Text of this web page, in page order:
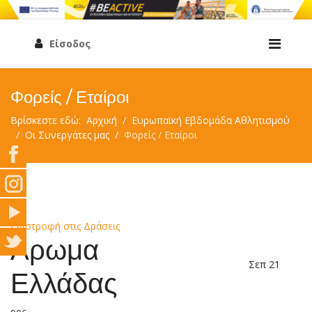
Είσοδος
Φορείς / Εταίροι
Βρίσκεστε εδώ: Αρχική
Ευρωπαϊκή Εβδομάδα Αθλητισμού
Οι Συνεργάτες μας
Φορείς / Εταίροι
Επιστροφή στις Δράσεις
Άρωμα
Ελλάδας
Σεπ 21